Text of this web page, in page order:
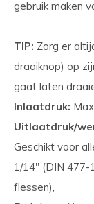
gebruik maken
TIP: Zorg er
draaiknop) op
gaat laten
Inlaatdruk:
Uitlaatdruk/
Geschikt voor
1/14" (DIN 477-
flessen),